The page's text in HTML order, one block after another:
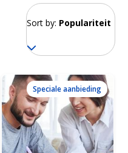
Sort by: Populariteit
Speciale aanbieding